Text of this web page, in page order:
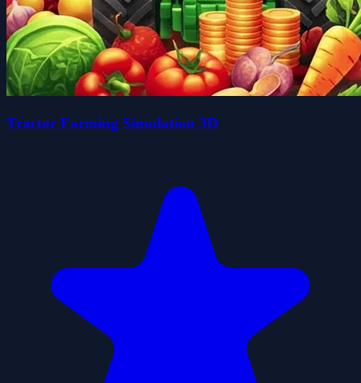
Tractor Farming Simulation 3D